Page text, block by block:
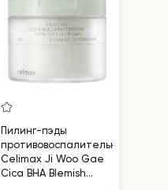
Пилинг-пэды
противовоспалительные
Celimax Ji Woo Gae
Cica BHA Blemish